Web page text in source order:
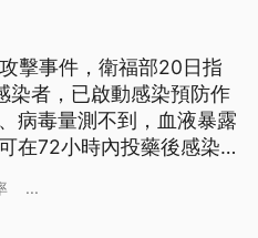
擊事件，衛福部20日指
染者，已啟動感染預防作
病毒量測不到，血液暴露
在72小時內投藥後感染率
性投藥。
...